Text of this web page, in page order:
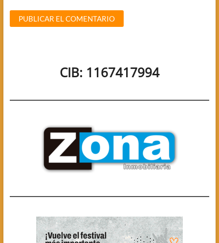
CIB: 1167417994